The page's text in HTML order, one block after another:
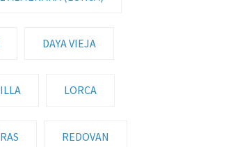
DAYA VIEJA
LORCA
REDOVAN